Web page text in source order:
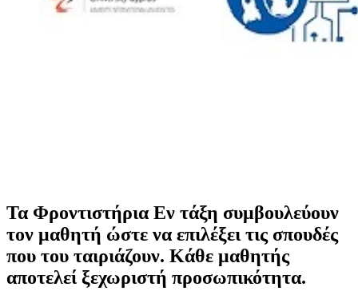
Τα Φροντιστήρια Εν τάξη συμβουλεύουν
τον μαθητή ώστε να επιλέξει τις σπουδές
που του ταιριάζουν. Κάθε μαθητής
αποτελεί ξεχωριστή προσωπικότητα.